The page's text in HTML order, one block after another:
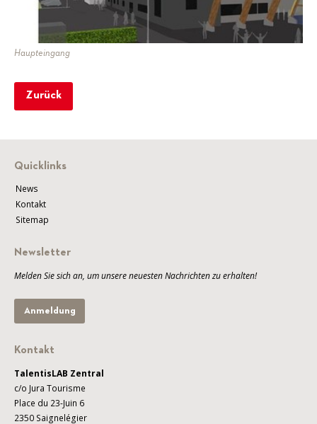
Haupteingang
Zurück
Quicklinks
News
Kontakt
Sitemap
Newsletter
Melden Sie sich an, um unsere neuesten Nachrichten zu erhalten!
Anmeldung
Kontakt
TalentisLAB Zentral
c/o Jura Tourisme
Place du 23-Juin 6
2350 Saignelégier